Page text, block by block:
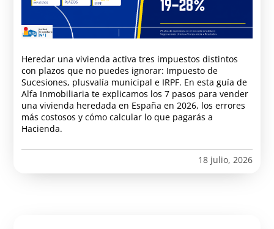
Heredar una vivienda activa tres impuestos distintos
con plazos que no puedes ignorar: Impuesto de
Sucesiones, plusvalía municipal e IRPF. En esta guía de
Alfa Inmobiliaria te explicamos los 7 pasos para vender
una vivienda heredada en España en 2026, los errores
más costosos y cómo calcular lo que pagarás a
Hacienda.
18 julio, 2026